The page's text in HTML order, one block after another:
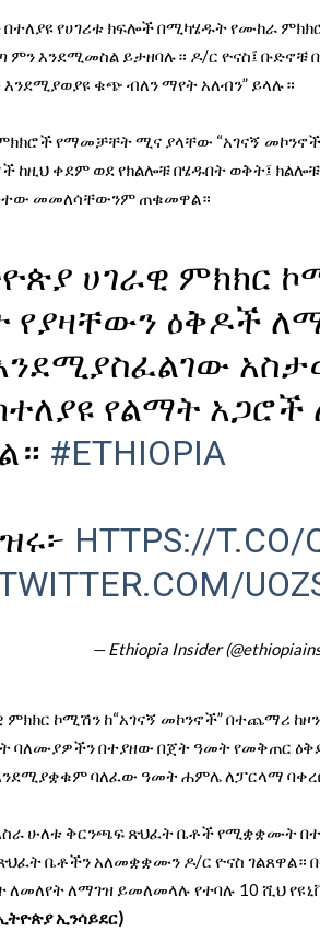
የሀገሪቱ ክፍሎች በሚካሄዱት የሙከራ
እንደሚመስል ይታዘባሉ። ዶ/ር ዮናስ፤ ቡድኖቹ
እንደሚያወያዩ ቁጭ ብለን ማየት አለብን” ይላሉ።
የማመቻቸት ሚና ያላቸው “አገናኝ
ከዚህ ቀደም ወደ የክልሎቹ በሄዱበት ወቅት፤
መመለሳቸውንም ጠቁመዋል።
ሀገራዊ ምክክር
የያዛቸውን ዕቅዶች
የልማት
#ETHIOPIA
HTTPS://T.CO/
— Ethiopia Insider
ምክክር ኮሚሽን ከ“አገናኝ መኮንኖች” በተጨማሪ
ባለሙያዎችን በተያዘው በጀት ዓመት የመቅጠር
ባለፈው ዓመት ሐምሌ ለፓርላማ
ሁለቱ ቅርንጫፍ ጽህፈት ቤቶች የሚቋቋሙት
ቤቶችን አለመቋቋሙን ዶ/ር ዮናስ ገልጸዋል።
ለመለየት ለማገዝ ይመለመላሉ የተባሉ 10 ሺህ
ኢንሳይደር)